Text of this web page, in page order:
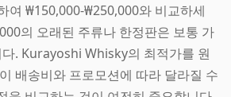
여 ₩150,000-₩250,000와 비교하세
의 오래된 주류나 한정판은 보통 가
. Kurayoshi Whisky의 최적가를 원
배송비와 프로모션에 따라 달라질 수